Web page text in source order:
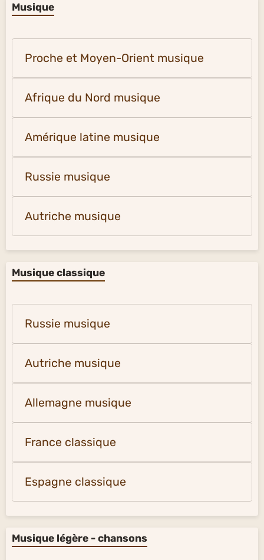
Musique
Proche et Moyen-Orient musique
Afrique du Nord musique
Amérique latine musique
Russie musique
Autriche musique
Musique classique
Russie musique
Autriche musique
Allemagne musique
France classique
Espagne classique
Musique légère - chansons